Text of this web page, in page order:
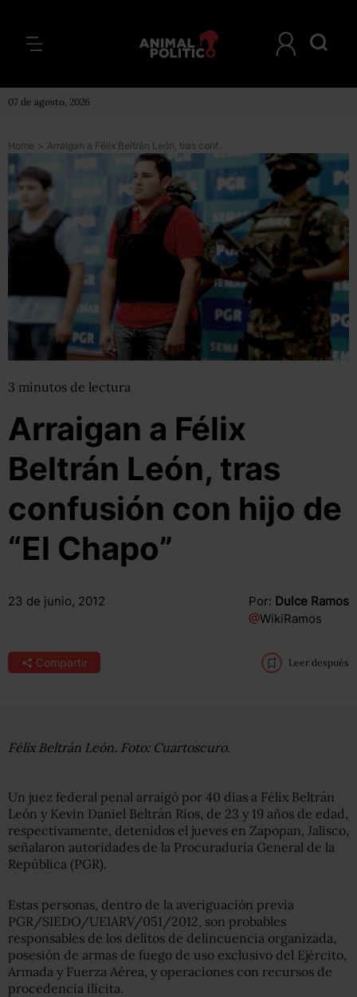
07 de agosto, 2026
Home > Arraigan a Félix Beltrán León, tras confusión con hijo de “El Chapo”
3 minutos de lectura
Arraigan a Félix
Beltrán León, tras
confusión con hijo de
“El Chapo”
23 de junio, 2012 Por: Dulce Ramos
@WikiRamos
Compartir Leer después
Félix Beltrán León. Foto: Cuartoscuro.
Un juez federal penal arraigó por 40 días a Félix Beltrán
León y Kevin Daniel Beltrán Ríos, de 23 y 19 años de edad,
respectivamente, detenidos el jueves en Zapopan, Jalisco,
señalaron autoridades de la Procuraduría General de la
República (PGR).
Estas personas, dentro de la averiguación previa
PGR/SIEDO/UEIARV/051/2012, son probables
responsables de los delitos de delincuencia organizada,
posesión de armas de fuego de uso exclusivo del Ejército,
Armada y Fuerza Aérea, y operaciones con recursos de
procedencia ilícita.